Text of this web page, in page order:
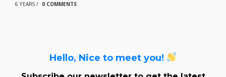
6 YEARS / 0 COMMENTS
Hello, Nice to meet you!